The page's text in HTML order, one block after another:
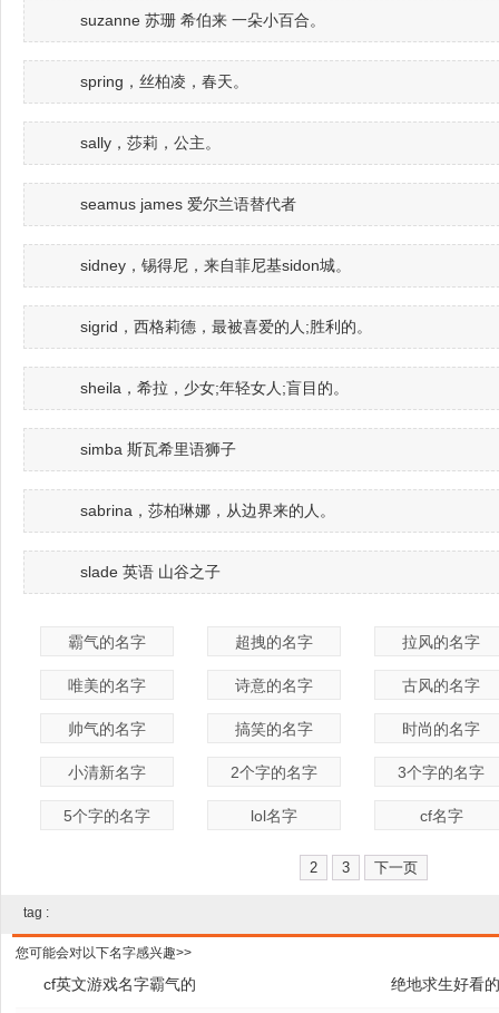
suzanne 苏珊 希伯来 一朵小百合。
spring，丝柏凌，春天。
sally，莎莉，公主。
seamus james 爱尔兰语替代者
sidney，锡得尼，来自菲尼基sidon城。
sigrid，西格莉德，最被喜爱的人;胜利的。
sheila，希拉，少女;年轻女人;盲目的。
simba 斯瓦希里语狮子
sabrina，莎柏琳娜，从边界来的人。
slade 英语 山谷之子
霸气的名字 超拽的名字 拉风的名字
唯美的名字 诗意的名字 古风的名字
帅气的名字 搞笑的名字 时尚的名字
小清新名字 2个字的名字 3个字的名字
5个字的名字 lol名字 cf名字
2 3 下一页
tag :
您可能会对以下名字感兴趣>>
cf英文游戏名字霸气的 绝地求生好看